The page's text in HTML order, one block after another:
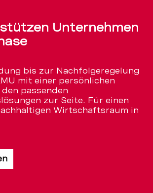
Unternehmen
bis zur Nachfolgeregelung
mit einer persönlichen
passenden
zur Seite. Für einen
Wirtschaftsraum in